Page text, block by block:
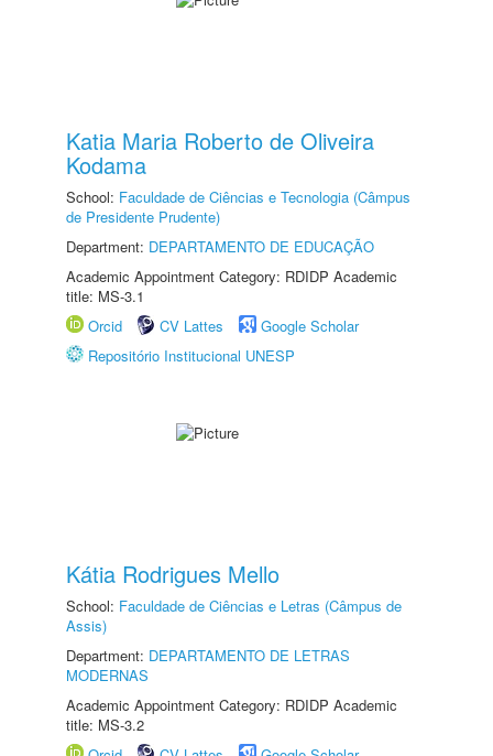
Katia Maria Roberto de Oliveira
Kodama
School: Faculdade de Ciências e Tecnologia (Câmpus
de Presidente Prudente)
Department: DEPARTAMENTO DE EDUCAÇÃO
Academic Appointment Category: RDIDP Academic
title: MS-3.1
Orcid
CV Lattes
Google Scholar
Repositório Institucional UNESP
Kátia Rodrigues Mello
School: Faculdade de Ciências e Letras (Câmpus de
Assis)
Department: DEPARTAMENTO DE LETRAS
MODERNAS
Academic Appointment Category: RDIDP Academic
title: MS-3.2